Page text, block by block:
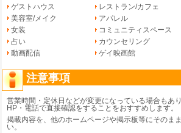
ゲストハウス
レストラン/カフェ
美容室/メイク
アパレル
女装
コミュニティスペース
占い
カウンセリング
動画配信
ゲイ映画館
注意事項
営業時間・定休日などが変更になっている場合もあ
HP・電話で直接確認をすることをおすすめします。
掲載内容を、他のホームページや掲示板等にそのま
い。